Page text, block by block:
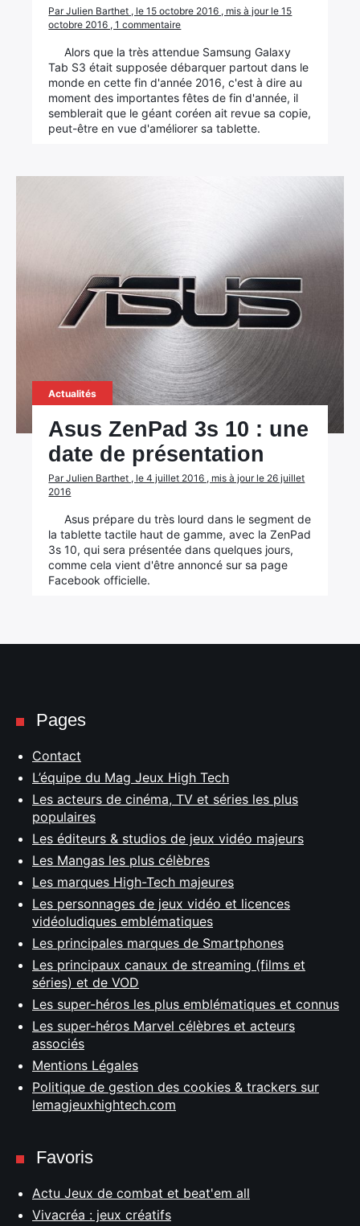
Par Julien Barthet , le 15 octobre 2016 , mis à jour le 15
octobre 2016 , 1 commentaire
Alors que la très attendue Samsung Galaxy
Tab S3 était supposée débarquer partout dans le
monde en cette fin d'année 2016, c'est à dire au
moment des importantes fêtes de fin d'année, il
semblerait que le géant coréen ait revue sa copie,
peut-être en vue d'améliorer sa tablette.
Actualités
Asus ZenPad 3s 10 : une
date de présentation
Par Julien Barthet , le 4 juillet 2016 , mis à jour le 26 juillet
2016
Asus prépare du très lourd dans le segment de
la tablette tactile haut de gamme, avec la ZenPad
3s 10, qui sera présentée dans quelques jours,
comme cela vient d'être annoncé sur sa page
Facebook officielle.
Pages
Contact
L’équipe du Mag Jeux High Tech
Les acteurs de cinéma, TV et séries les plus
populaires
Les éditeurs & studios de jeux vidéo majeurs
Les Mangas les plus célèbres
Les marques High-Tech majeures
Les personnages de jeux vidéo et licences
vidéoludiques emblématiques
Les principales marques de Smartphones
Les principaux canaux de streaming (films et
séries) et de VOD
Les super-héros les plus emblématiques et connus
Les super-héros Marvel célèbres et acteurs
associés
Mentions Légales
Politique de gestion des cookies & trackers sur
lemagjeuxhightech.com
Favoris
Actu Jeux de combat et beat'em all
Vivacréa : jeux créatifs